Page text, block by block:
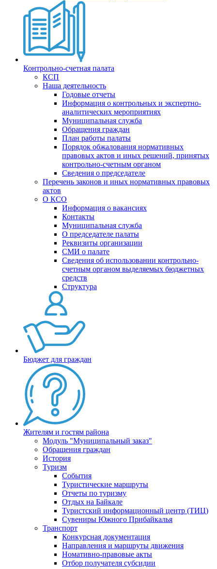
Контрольно-счетная палата
КСП
Наша деятельность
Годовые отчеты
Информация о контрольных и экспертно-
аналитических мероприятиях
Муниципальная служба
Обращения граждан
План работы палаты
Порядок обжалования нормативных
правовых актов и иных решений, принятых
контрольно-счетным органом
Сведения о председателе
Перечень законов и иных нормативных правовых
актов
О КСО
Информация о вакансиях
Контакты
Муниципальная служба
О председателе палаты
Реквизиты организации
СМИ о палате
Сведения об использовании контрольно-
счетным органом выделяемых бюджетных
средств
Структура
Бюджет для граждан
Жителям и гостям района
Модуль "Муниципальный заказ"
Обращения граждан
История
Туризм
События
Туристические маршруты
Отчеты по туризму
Отдых на Байкале
Туристский информационный центр (ТИЦ)
Сувениры Южного Прибайкалья
Транспорт
Конкурсная документация
Направления и маршруты движения
Номативно-правовые акты
Отбор получателя субсидии